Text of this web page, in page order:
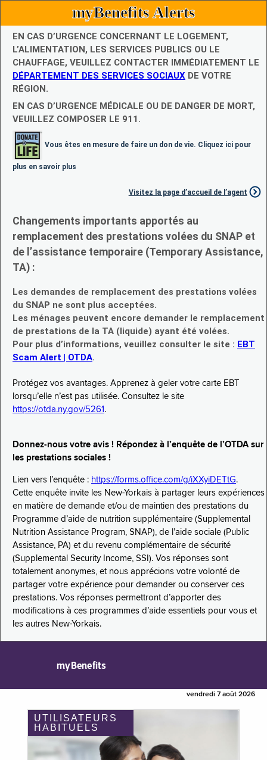
myBenefits Alerts
EN CAS D’URGENCE CONCERNANT LE LOGEMENT,
L’ALIMENTATION, LES SERVICES PUBLICS OU LE
CHAUFFAGE, VEUILLEZ CONTACTER IMMÉDIATEMENT LE
DÉPARTEMENT DES SERVICES SOCIAUX DE VOTRE
RÉGION.
EN CAS D’URGENCE MÉDICALE OU DE DANGER DE MORT,
VEUILLEZ COMPOSER LE 911.
Vous êtes en mesure de faire un don de vie. Cliquez ici pour
plus en savoir plus
Visitez la page d’accueil de l’agent
Changements importants apportés au
remplacement des prestations volées du SNAP et
de l’assistance temporaire (Temporary Assistance,
TA) :
Les demandes de remplacement des prestations volées
du SNAP ne sont plus acceptées.
Les ménages peuvent encore demander le remplacement
de prestations de la TA (liquide) ayant été volées.
Pour plus d’informations, veuillez consulter le site : EBT
Scam Alert | OTDA.
Protégez vos avantages. Apprenez à geler votre carte EBT
lorsqu’elle n’est pas utilisée. Consultez le site
https://otda.ny.gov/5261 .
Donnez-nous votre avis ! Répondez à l’enquête de l’OTDA sur
les prestations sociales !
Lien vers l’enquête : https://forms.office.com/g/iXXyiDETtG.
Cette enquête invite les New-Yorkais à partager leurs expériences
en matière de demande et/ou de maintien des prestations du
Programme d’aide de nutrition supplémentaire (Supplemental
Nutrition Assistance Program, SNAP), de l’aide sociale (Public
Assistance, PA) et du revenu complémentaire de sécurité
(Supplemental Security Income, SSI). Vos réponses sont
totalement anonymes, et nous apprécions votre volonté de
partager votre expérience pour demander ou conserver ces
prestations. Vos réponses permettront d’apporter des
modifications à ces programmes d’aide essentiels pour vous et
les autres New-Yorkais.
myBenefits
vendredi 7 août 2026
UTILISATEURS
HABITUELS